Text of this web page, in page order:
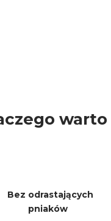
Bez odrastających
pniaków